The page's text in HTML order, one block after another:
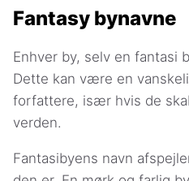
Fantasy bynavne
Enhver by, selv en fantasi
Dette kan være en
forfattere, især hvis de
verden.
Fantasibyens navn